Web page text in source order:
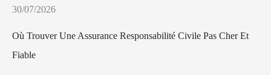
30/07/2026
Où Trouver Une Assurance Responsabilité Civile Pas Cher Et
Fiable